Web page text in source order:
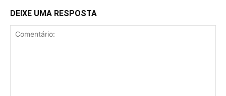
DEIXE UMA RESPOSTA